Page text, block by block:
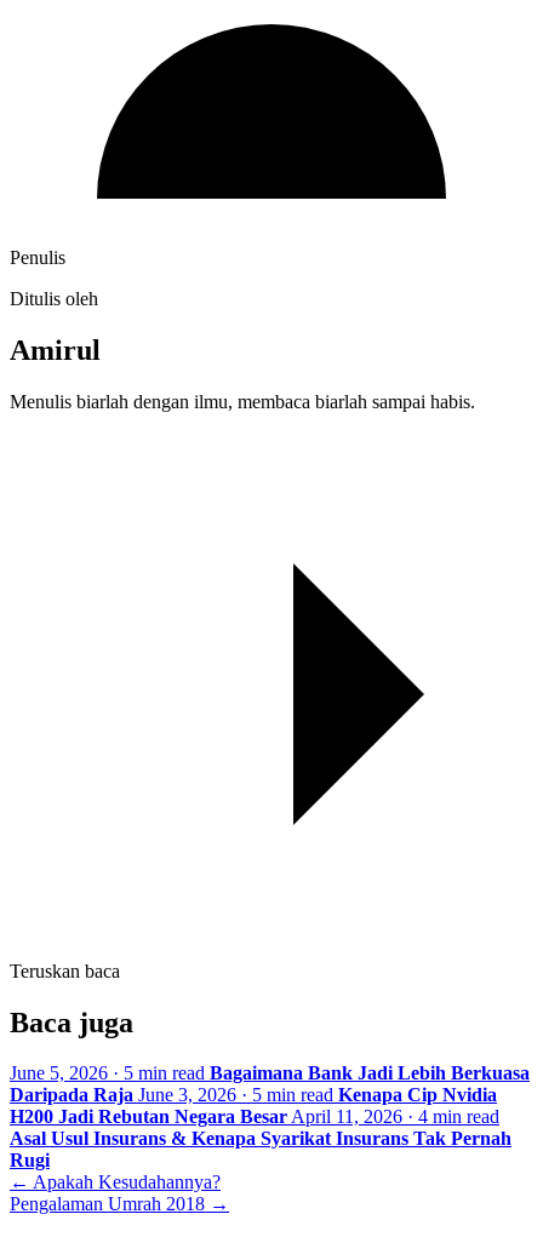
Penulis
Ditulis oleh
Amirul
Menulis biarlah dengan ilmu, membaca biarlah sampai habis.
Teruskan baca
Baca juga
June 5, 2026 · 5 min read Bagaimana Bank Jadi Lebih Berkuasa
Daripada Raja June 3, 2026 · 5 min read Kenapa Cip Nvidia
H200 Jadi Rebutan Negara BesarApril 11, 2026 · 4 min read
Asal Usul Insurans & Kenapa Syarikat Insurans Tak Pernah
Rugi
← Apakah Kesudahannya?
Pengalaman Umrah 2018 →